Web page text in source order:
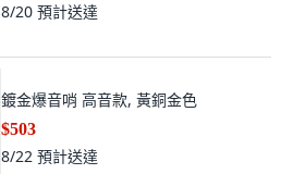
8/20 預計送達
鍍金爆音哨 高音款, 黃銅金色
$503
8/22 預計送達